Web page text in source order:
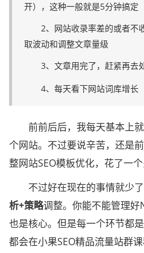
开），这种一般就是5分钟搞定
2、网站收录率差的或者不
取波动和调整文章量级
3、文章用完了，赶紧再去
4、每天看下网站词库增长（
前前后后，我每天基本上就
个网站。不过要说辛苦，还是
整网站SEO模板优化，花了一个
不过好在现在的事情就少了
析+策略调整。你能不能管理
也是核心。但是每一个环节都
都会在小果SEO精品流量站群